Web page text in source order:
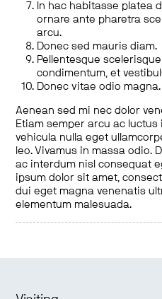
In hac habitasse platea
ornare ante pharetra
arcu.
Donec sed mauris diam.
Pellentesque
condimentum, et
Donec vitae odio
Aenean sed mi nec dolor
Etiam semper arcu ac
vehicula nulla eget
leo. Vivamus in massa odio.
ac interdum nisl consequat
ipsum dolor sit amet,
dui eget magna venenatis
elementum malesuada.